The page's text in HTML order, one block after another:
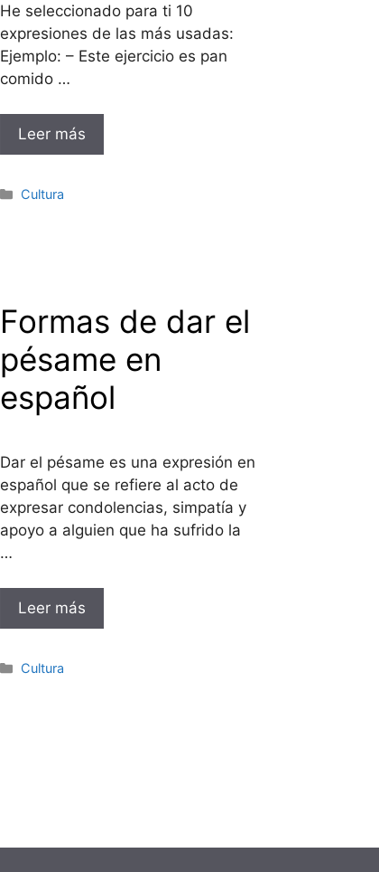
He seleccionado para ti 10
expresiones de las más usadas:
Ejemplo: – Este ejercicio es pan
comido …
Leer más
Categorías
Cultura
Formas de dar el
pésame en
español
Dar el pésame es una expresión en
español que se refiere al acto de
expresar condolencias, simpatía y
apoyo a alguien que ha sufrido la
…
Leer más
Categorías
Cultura